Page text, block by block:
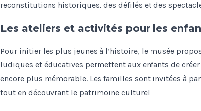
reconstitutions historiques, des défilés et des
Les ateliers et activités pour les
Pour initier les plus jeunes à l’histoire, le musée
ludiques et éducatives permettent aux enfants de
encore plus mémorable. Les familles sont invitées à
tout en découvrant le patrimoine culturel.